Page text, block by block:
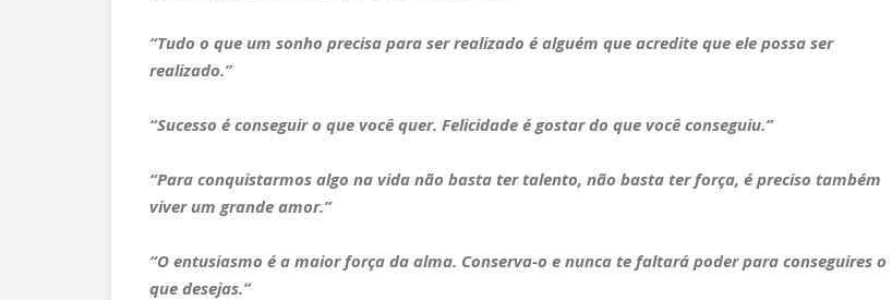
“Tudo o que um sonho precisa para ser realizado é alguém que acredite que ele possa ser
realizado.”
“Sucesso é conseguir o que você quer. Felicidade é gostar do que você conseguiu.”
“Para conquistarmos algo na vida não basta ter talento, não basta ter força, é preciso também
viver um grande amor.”
“O entusiasmo é a maior força da alma. Conserva-o e nunca te faltará poder para conseguires o
que desejas.”